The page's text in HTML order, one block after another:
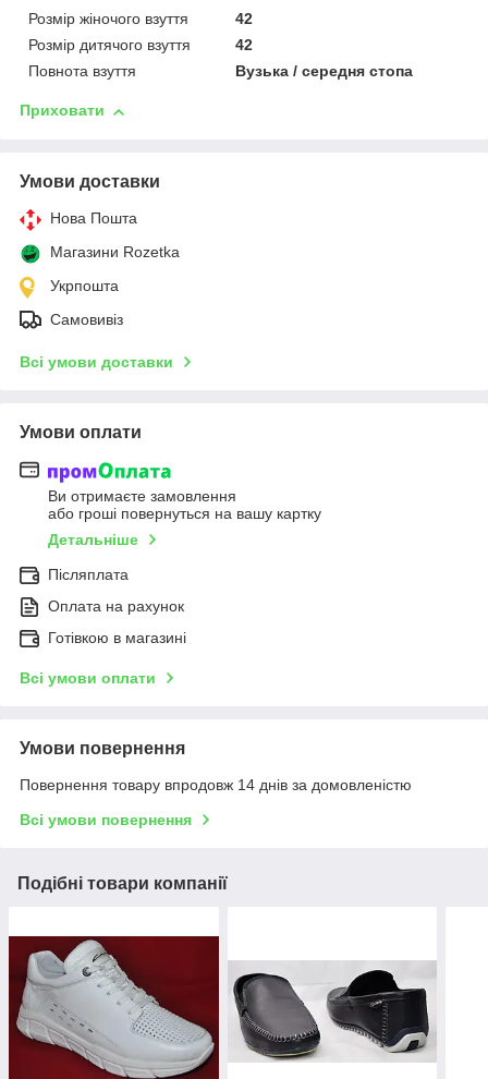
Розмір жіночого взуття
42
Розмір дитячого взуття
42
Повнота взуття
Вузька / середня стопа
Приховати
Умови доставки
Нова Пошта
Магазини Rozetka
Укрпошта
Самовивіз
Всі умови доставки
Умови оплати
Ви отримаєте замовлення
або гроші повернуться на вашу картку
Детальніше
Післяплата
Оплата на рахунок
Готівкою в магазині
Всі умови оплати
Умови повернення
Повернення товару впродовж 14 днів за домовленістю
Всі умови повернення
Подібні товари компанії